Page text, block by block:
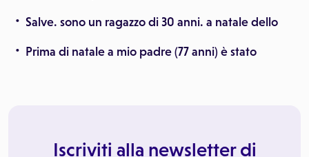
Salve. sono un ragazzo di 30 anni. a natale dello
Prima di natale a mio padre (77 anni) è stato
Iscriviti alla newsletter di